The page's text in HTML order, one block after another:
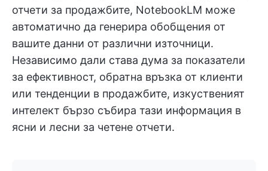
отчети за продажбите, NotebookLM може
автоматично да генерира обобщения от
вашите данни от различни източници.
Независимо дали става дума за показатели
за ефективност, обратна връзка от клиенти
или тенденции в продажбите, изкуственият
интелект бързо събира тази информация в
ясни и лесни за четене отчети.